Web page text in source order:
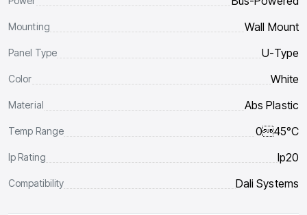
Mounting Wall Mount
Panel Type U-Type
Color White
Material Abs Plastic
Temp Range 045°C
Ip Rating Ip20
Compatibility Dali Systems